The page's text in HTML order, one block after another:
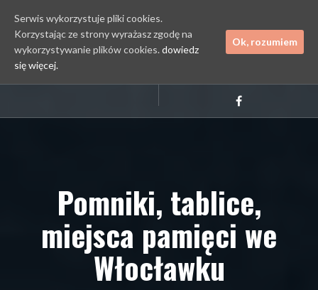
treści
Facebook
Pomniki, tablice,
miejsca pamięci we
Włocławku
Serwis wykorzystuje pliki cookies.
Korzystając ze strony wyrażasz zgodę na
wykorzystywanie plików cookies. dowiedz
się więcej.
Ok, rozumiem